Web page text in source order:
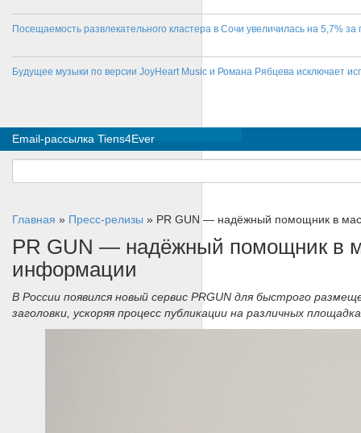
Посещаемость развлекательного кластера в Сочи увеличилась на 5,7% за
Будущее музыки по версии JoyHeart Music и Романа Рябцева исключает
Email-рассылка Tiens4Ever
Главная » Пресс-релизы » PR GUN — надёжный помощник в
PR GUN — надёжный помощник в
информации
В России появился новый сервис PRGUN для быстрого
заголовки, ускоряя процесс публикации на различных